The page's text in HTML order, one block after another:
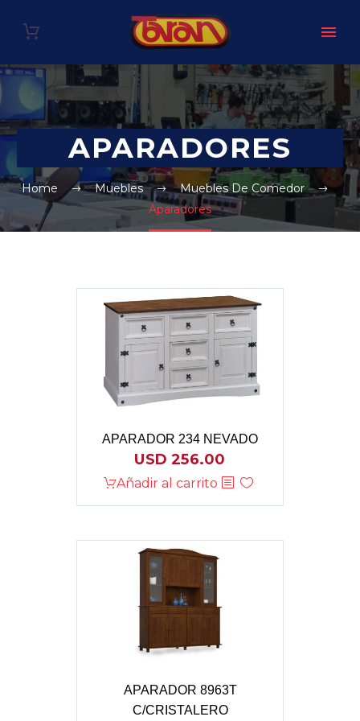
APARADORES
Home Muebles
Muebles De Comedor
Aparadores
APARADOR 234 NEVADO
USD256.00
Añadir al carrito
APARADOR 8963T
C/CRISTALERO